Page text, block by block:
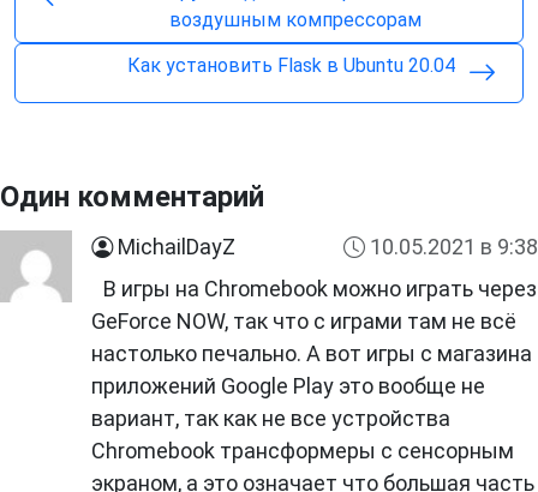
воздушным компрессорам
Как установить Flask в Ubuntu 20.04
Один комментарий
MichailDayZ
10.05.2021 в 9:38
В игры на Chromebook можно играть через
GeForce NOW, так что с играми там не всё
настолько печально. А вот игры с магазина
приложений Google Play это вообще не
вариант, так как не все устройства
Chromebook трансформеры с сенсорным
экраном, а это означает что большая часть